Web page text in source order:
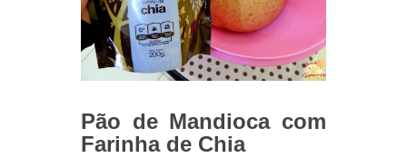
Pão de Mandioca com
Farinha de Chia